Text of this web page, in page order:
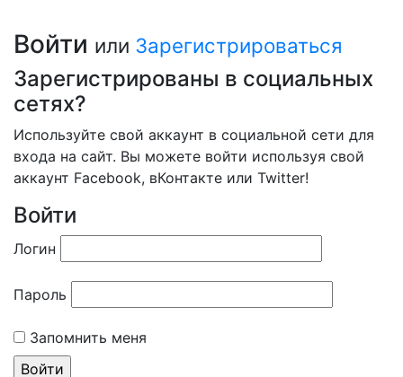
Войти или Зарегистрироваться
Зарегистрированы в социальных
сетях?
Используйте свой аккаунт в социальной сети для
входа на сайт. Вы можете войти используя свой
аккаунт Facebook, вКонтакте или Twitter!
Войти
Логин
Пароль
Запомнить меня